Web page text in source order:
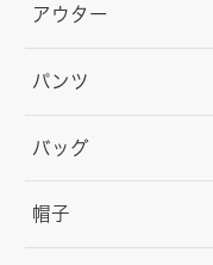
アウター
パンツ
バッグ
帽子